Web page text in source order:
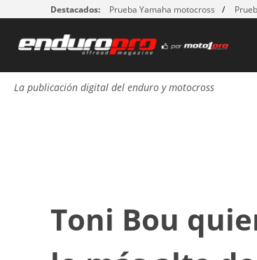
Destacados: Prueba Yamaha motocross
La publicación digital del enduro y motocross
Toni Bou